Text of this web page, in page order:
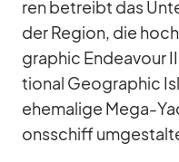
ren be­treibt das
der Re­gion, die
gra­phic En­dea­vour
tio­nal Geo­gra­phic
ehe­ma­lige Mega-
ons­schiff